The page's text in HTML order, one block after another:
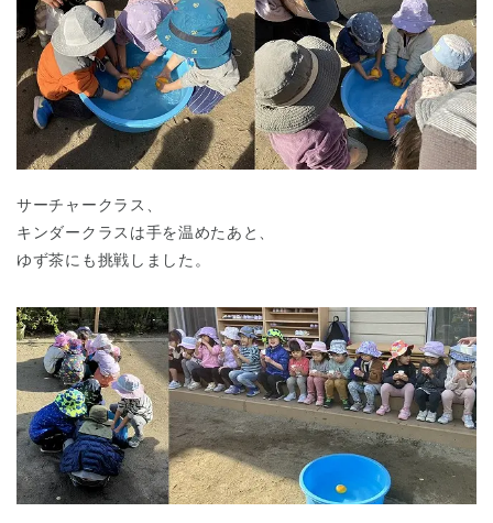
神奈川県 神奈川県 全域
サーチャークラス、
キンダークラスは手を温めたあと、
ゆず茶にも挑戦しました。